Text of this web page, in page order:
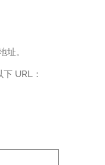
址。
URL：